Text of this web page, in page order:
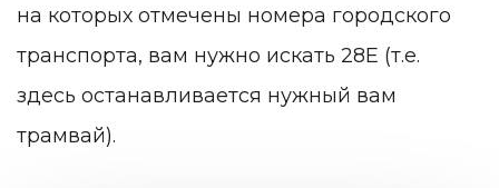
на которых отмечены номера городского
транспорта, вам нужно искать 28Е (т.е.
здесь останавливается нужный вам
трамвай).